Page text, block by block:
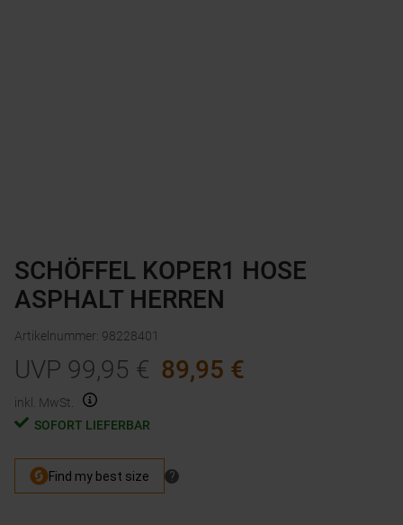
SCHÖFFEL KOPER1 HOSE
ASPHALT HERREN
Artikelnummer: 98228401
UVP 99,95 € 89,95 €
inkl. MwSt.
SOFORT LIEFERBAR